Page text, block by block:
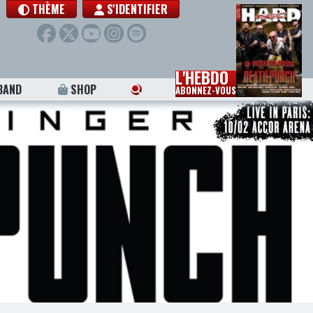
THÈME S'IDENTIFIER
SHOP L'HEBDO
ABONNEZ-VOUS